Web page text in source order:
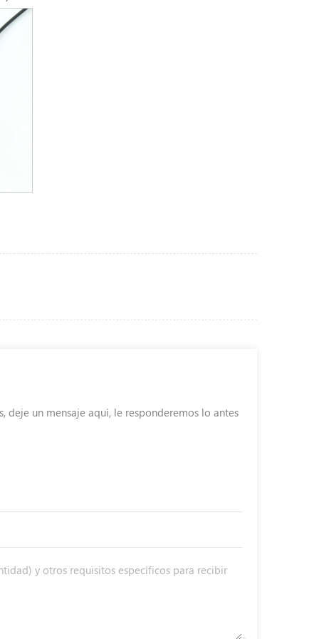
deje un mensaje aquí, le responderemos lo antes